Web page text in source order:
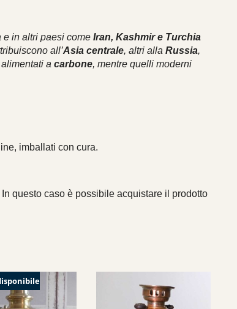
e in altri paesi comeIran, Kashmir e Turchia
all’Asia centrale, altri allaRussia,
alimentati acarbone, mentre quelli moderni
imballati con cura.
questo caso è possibile acquistare il prodotto